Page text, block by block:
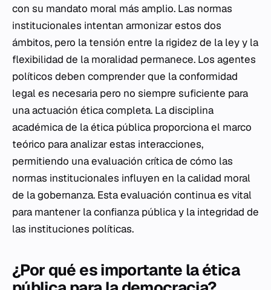
con su mandato moral más amplio. Las normas
institucionales intentan armonizar estos dos
ámbitos, pero la tensión entre la rigidez de la ley y la
flexibilidad de la moralidad permanece. Los agentes
políticos deben comprender que la conformidad
legal es necesaria pero no siempre suficiente para
una actuación ética completa. La disciplina
académica de la ética pública proporciona el marco
teórico para analizar estas interacciones,
permitiendo una evaluación crítica de cómo las
normas institucionales influyen en la calidad moral
de la gobernanza. Esta evaluación continua es vital
para mantener la confianza pública y la integridad de
las instituciones políticas.
¿Por qué es importante la ética